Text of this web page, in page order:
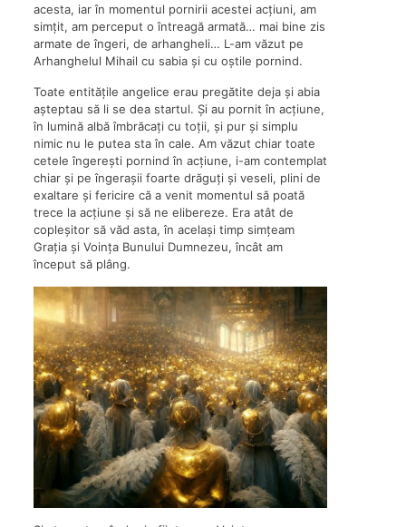
acesta, iar în momentul pornirii acestei acțiuni, am
simțit, am perceput o întreagă armată… mai bine zis
armate de îngeri, de arhangheli… L-am văzut pe
Arhanghelul Mihail cu sabia și cu oștile pornind.
Toate entitățile angelice erau pregătite deja și abia
așteptau să li se dea startul. Și au pornit în acțiune,
în lumină albă îmbrăcați cu toții, și pur și simplu
nimic nu le putea sta în cale. Am văzut chiar toate
cetele îngerești pornind în acțiune, i-am contemplat
chiar și pe îngerașii foarte drăguți și veseli, plini de
exaltare și fericire că a venit momentul să poată
trece la acțiune și să ne elibereze. Era atât de
copleșitor să văd asta, în același timp simțeam
Grația și Voința Bunului Dumnezeu, încât am
început să plâng.